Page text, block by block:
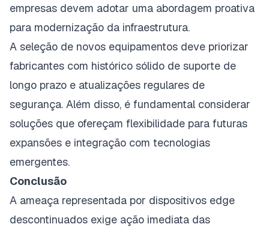
empresas devem adotar uma abordagem proativa
para modernização da infraestrutura.
A seleção de novos equipamentos deve priorizar
fabricantes com histórico sólido de suporte de
longo prazo e atualizações regulares de
segurança. Além disso, é fundamental considerar
soluções que ofereçam flexibilidade para futuras
expansões e integração com tecnologias
emergentes.
Conclusão
A ameaça representada por dispositivos edge
descontinuados exige ação imediata das